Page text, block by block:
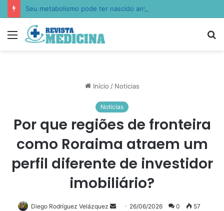
Menu
Início / Noticias
Noticias
Por que regiões de fronteira
como Roraima atraem um
perfil diferente de investidor
imobiliário?
Diego Rodríguez Velázquez
Mande26/06/2026 0 57